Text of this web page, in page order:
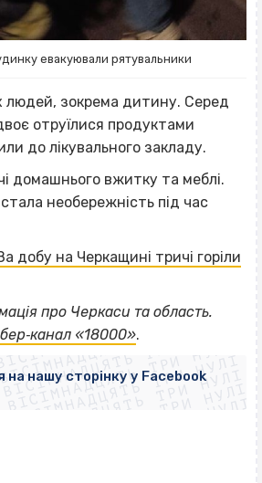
евакуювали рятувальники
людей, зокрема дитину. Серед
отруїлися продуктами
до лікувального закладу.
домашнього вжитку та меблі.
необережність під час
добу на Черкащині тричі горіли
про Черкаси та область.
«18000».
ТРИ НУЛІ
ТРИ НУЛІ
ВІСІМНАДЦЯТЬ ТРИ НУЛІ
ВІСІМНАДЦЯТЬ ТРИ НУЛІ
ВІСІМНАДЦЯТЬ ТРИ НУЛІ
ВІСІМНАДЦЯТЬ ТРИ НУЛІ
ВІСІМНАДЦЯТЬ ТРИ НУЛІ
ВІСІМНАДЦЯТЬ ТРИ НУЛІ
на нашу сторінку у Facebook